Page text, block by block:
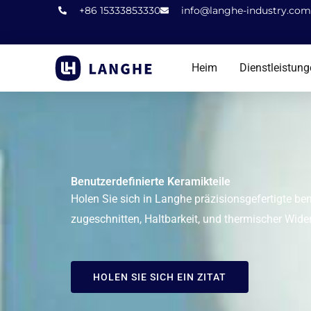
Überspringen
zu
+86 15333853330 info@langhe-industry.com
Heim
Benutzerdefinierte Keramikteile
Holen Sie sich in Langhe präzisionsgefertigte
zugeschnitten, Haltbarkeit, und thermischer
HOLEN SIE SICH EIN ZITAT